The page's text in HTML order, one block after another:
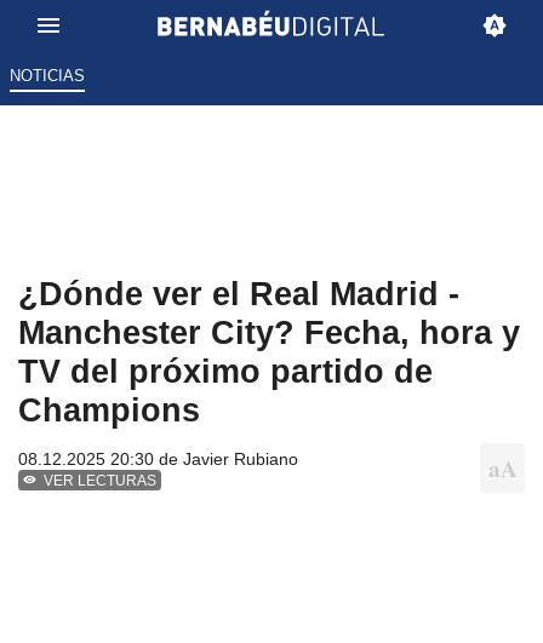
NOTICIAS
¿Dónde ver el Real Madrid -
Manchester City? Fecha, hora y
TV del próximo partido de
Champions
08.12.2025 20:30 de Javier Rubiano
VER LECTURAS